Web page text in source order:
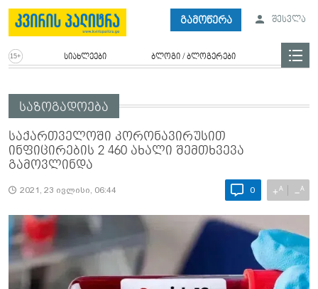
გამოწერა შესვლა
სიახლეები ბლოგი / ბლოგერები
საზოგადოება
საქართველოში კორონავირუსით
ინფიცირების 2 460 ახალი შემთხვევა
გამოვლინდა
2021, 23 ივლისი, 06:44 0 +A −A